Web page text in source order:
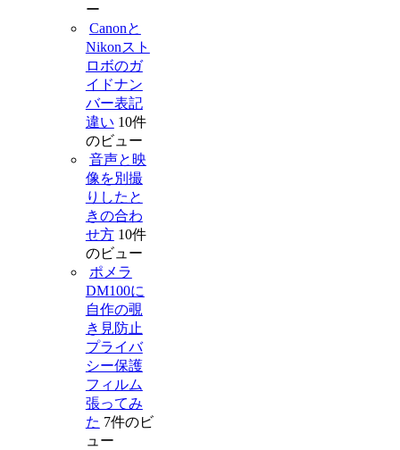
ー
Canonと
Nikonスト
ロボのガ
イドナン
バー表記
違い 10件
のビュー
音声と映
像を別撮
りしたと
きの合わ
せ方 10件
のビュー
ポメラ
DM100に
自作の覗
き見防止
プライバ
シー保護
フィルム
張ってみ
た 7件のビ
ュー